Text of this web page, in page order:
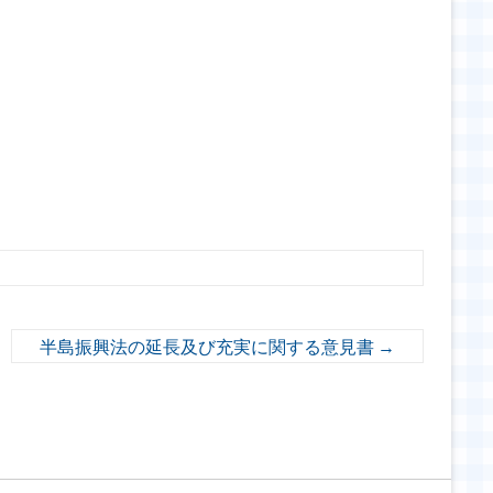
半島振興法の延長及び充実に関する意見書 →